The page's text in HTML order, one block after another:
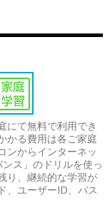
にて無料で利用でき
かる費用は各ご家庭
ンからインターネッ
ス」のドリルを使っ
り、継続的な学習が
、ユーザーID、パス